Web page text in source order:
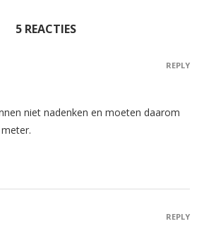
5 REACTIES
niet nadenken en moeten daarom
REPLY
REPLY